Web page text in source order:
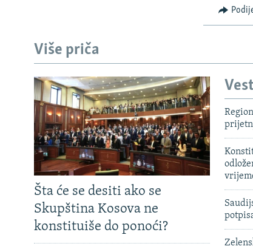
Više priča
Šta će se desiti ako se
Skupština Kosova ne
konstituiše do ponoći?